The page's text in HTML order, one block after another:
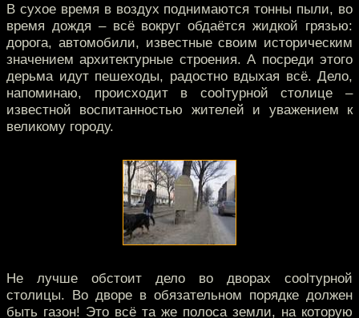
В сухое время в воздух поднимаются тонны пыли, во
время дождя – всё вокруг обдаётся жидкой грязью:
дорога, автомобили, известные своим историческим
значением архитектурные строения. А посреди этого
дерьма идут пешеходы, радостно вдыхая всё. Дело,
напоминаю, происходит в coolтурной столице –
известной воспитанностью жителей и уважением к
великому городу.
Не лучше обстоит дело во дворах coolтурной
столицы. Во дворе в обязательном порядке должен
быть газон! Это всё та же полоса земли, на которую